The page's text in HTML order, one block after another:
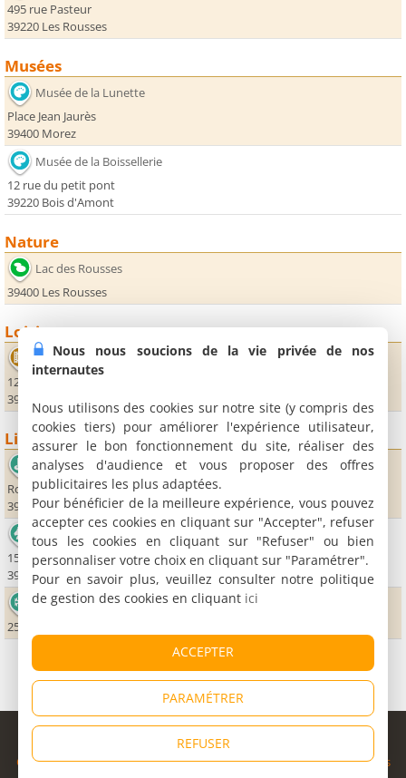
495 rue Pasteur
39220 Les Rousses
Musées
Musée de la Lunette
Place Jean Jaurès
39400 Morez
Musée de la Boissellerie
12 rue du petit pont
39220 Bois d'Amont
Nature
Lac des Rousses
39400 Les Rousses
Loisirs
Cinéma Les Quinsonnets
127, Rue des Ecoles
39220 Les Rousses
Lieux sportifs
Golf du Rochat
Route du Noirmont
39220 Les Rousses
Centre équestre Tinguely
155 route du Mont Saint-Jean
39220 Les Rousses
Station de la Chapelle des Bois
25240 Chapelle-des-Bois
© Copyright 1998 - 2026
Cybevasion|Mentions légales|Confidentialité|CGU|Informations
Nous nous soucions de la vie privée de nos
internautes
Nous utilisons des cookies sur notre site (y compris des
cookies tiers) pour améliorer l'expérience utilisateur,
assurer le bon fonctionnement du site, réaliser des
analyses d'audience et vous proposer des offres
publicitaires les plus adaptées.
Pour bénéficier de la meilleure expérience, vous pouvez
accepter ces cookies en cliquant sur "Accepter", refuser
tous les cookies en cliquant sur "Refuser" ou bien
personnaliser votre choix en cliquant sur "Paramétrer".
Pour en savoir plus, veuillez consulter notre politique
de gestion des cookies en cliquant ici
ACCEPTER
PARAMÉTRER
REFUSER